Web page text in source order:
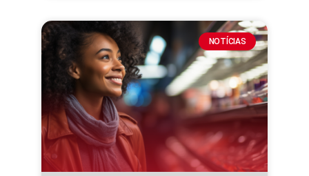
NOTÍCIAS